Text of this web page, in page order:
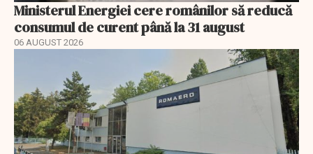
Ministerul Energiei cere românilor să reducă
consumul de curent până la 31 august
06 AUGUST 2026